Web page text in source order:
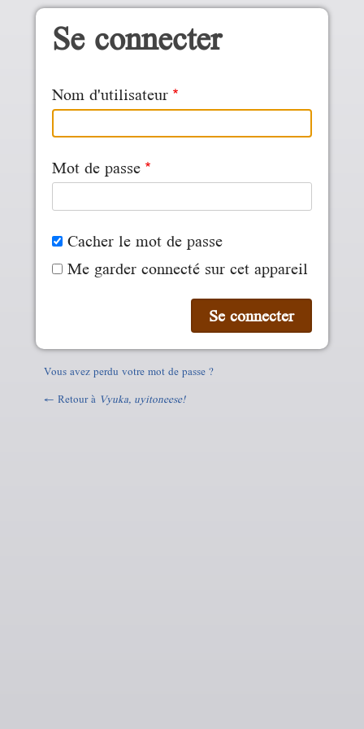
Aller au contenu principal
Se connecter
Nom d'utilisateur
Mot de passe
Cacher le mot de passe
Me garder connecté sur cet appareil
Vous avez perdu votre mot de passe ?
← Retour à Vyuka, uyitoneese!